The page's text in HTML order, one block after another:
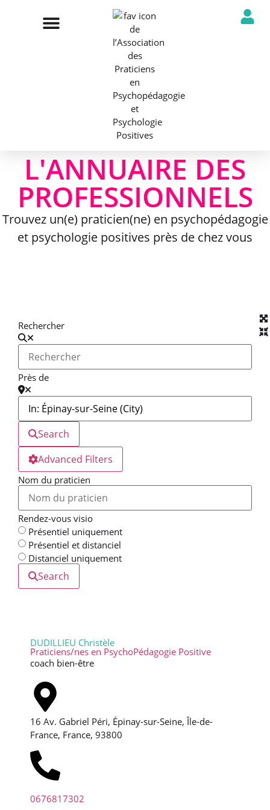
L'ANNUAIRE DES
PROFESSIONNELS
Trouvez un(e) praticien(ne) en psychopédagogie
et psychologie positives près de chez vous
Rechercher
Près de
Search
Advanced Filters
Nom du praticien
Rendez-vous visio
Présentiel uniquement
Présentiel et distanciel
Distanciel uniquement
Search
DUDILLIEU Christèle
Praticiens/nes en PsychoPédagogie Positive
coach bien-être
16 Av. Gabriel Péri, Épinay-sur-Seine, Île-de-
France, France, 93800
0676817302